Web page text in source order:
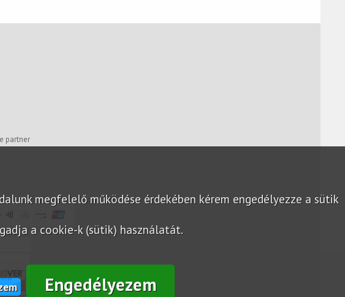
megfelelő működése érdekében kérem engedélyezze a sütik
a cookie-k (sütik) használatát.
Engedélyezem
partner